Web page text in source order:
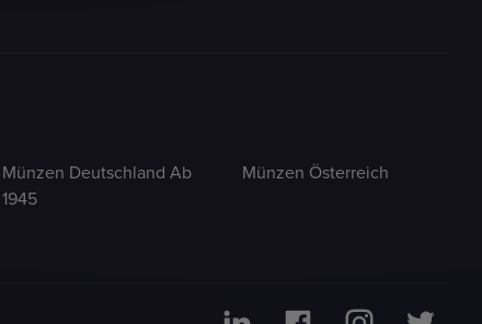
Münzen Deutschland Ab
1945
Münzen Österreich